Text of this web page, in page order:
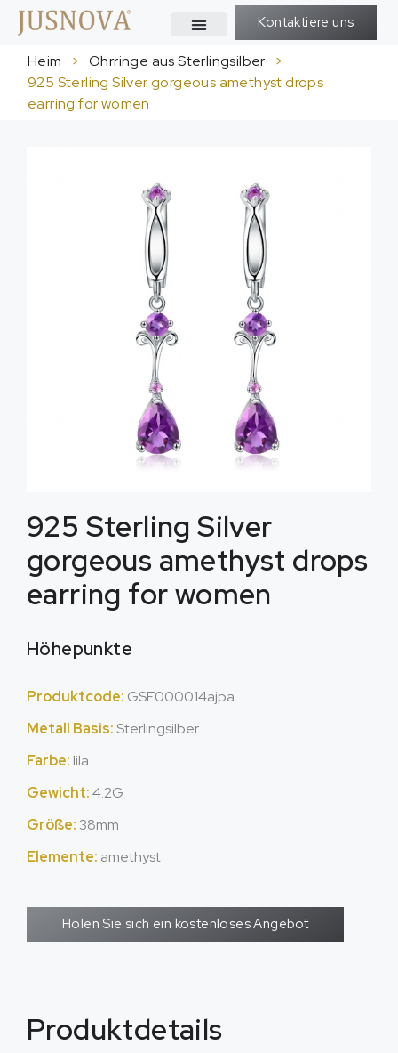
Kontaktiere uns
Heim > Ohrringe aus Sterlingsilber
>
925 Sterling Silver gorgeous amethyst drops
earring for women
925 Sterling Silver
gorgeous amethyst drops
earring for women
Höhepunkte
Produktcode: GSE000014ajpa
Metall Basis: Sterlingsilber
Farbe: lila
Gewicht:4.2G
Größe: 38mm
Elemente: amethyst
Holen Sie sich ein kostenloses Angebot
Produktdetails